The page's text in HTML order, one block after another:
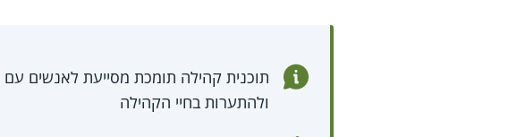
תוכנית קהילה תומכת מסייעת לאנשים
ולהתערות בחיי הקהילה